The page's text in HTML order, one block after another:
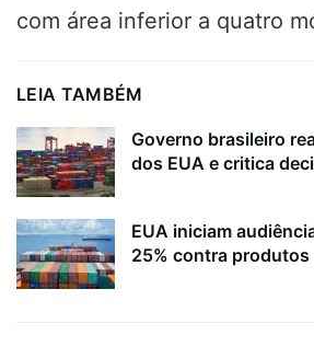
com área inferior a quatro
LEIA TAMBÉM
Governo brasileiro
dos EUA e critica
EUA iniciam
25% contra produtos